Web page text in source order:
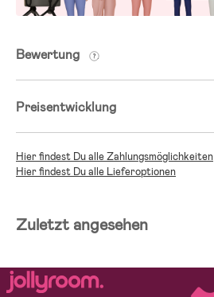
Bewertung
Preisentwicklung
Hier findest Du alle Zahlungsmöglichkeiten
Hier findest Du alle Lieferoptionen
Zuletzt angesehen